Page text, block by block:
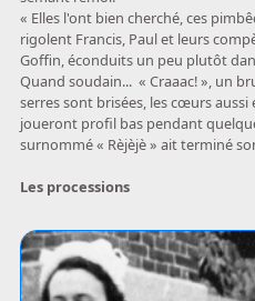
« Elles l'ont bien cherché, ces
rigolent Francis, Paul et leurs
Goffin, éconduits un peu plutôt
Quand soudain... « Craaac! », un
serres sont brisées, les cœurs
joueront profil bas pendant
surnommé « Rèjèjè » ait terminé
Les processions